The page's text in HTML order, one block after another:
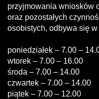
przyjmowania wniosków
oraz pozostałych
osobistych, odbywa się
poniedziałek – 7.00 –
wtorek – 7.00 – 16.00
środa – 7.00 – 14.00
czwartek – 7.00 – 14.00
piątek – 7.00 – 12.00